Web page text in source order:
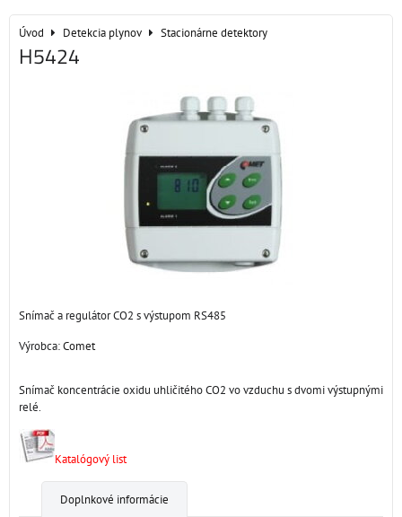
Úvod Detekcia plynov Stacionárne detektory
H5424
Snímač a regulátor CO2 s výstupom RS485
Výrobca:Comet
Snímač koncentrácie oxidu uhličitého CO2 vo vzduchu s dvomi výstupnými
relé.
Katalógový list
Doplnkové informácie